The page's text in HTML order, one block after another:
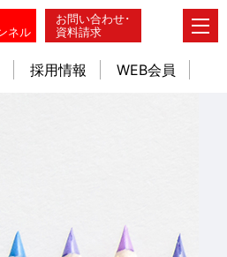
お問い合わせ･
資料請求
ネル
採用情報 WEB会員